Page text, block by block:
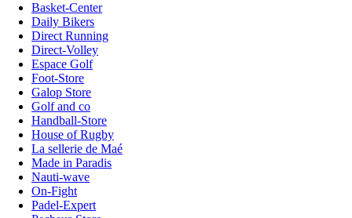
Basket-Center
Daily Bikers
Direct Running
Direct-Volley
Espace Golf
Foot-Store
Galop Store
Golf and co
Handball-Store
House of Rugby
La sellerie de Maé
Made in Paradis
Nauti-wave
On-Fight
Padel-Expert